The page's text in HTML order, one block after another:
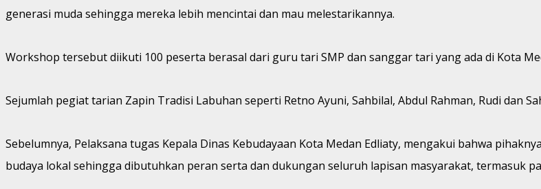
generasi muda sehingga mereka lebih mencintai dan mau melestarikannya.
Workshop tersebut diikuti 100 peserta berasal dari guru tari SMP dan sanggar tari yang ada di Kota
Sejumlah pegiat tarian Zapin Tradisi Labuhan seperti Retno Ayuni, Sahbilal, Abdul Rahman, Rudi dan
Sebelumnya, Pelaksana tugas Kepala Dinas Kebudayaan Kota Medan Edliaty, mengakui bahwa
budaya lokal sehingga dibutuhkan peran serta dan dukungan seluruh lapisan masyarakat, termasuk